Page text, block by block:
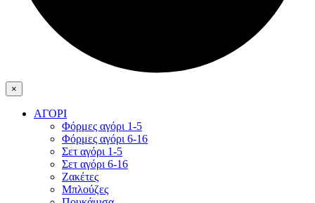
×
ΑΓΟΡΙ
Φόρμες αγόρι 1-5
Φόρμες αγόρι 6-16
Σετ αγόρι 1-5
Σετ αγόρι 6-16
Ζακέτες
Μπλούζες